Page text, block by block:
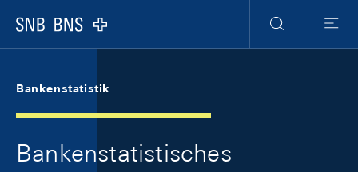
Logo
Suche
Menu
Bankenstatistik
Bankenstatistisches